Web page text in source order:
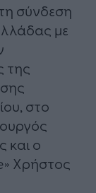
σύνδεση
με
της
στο
και ο
Χρήστος